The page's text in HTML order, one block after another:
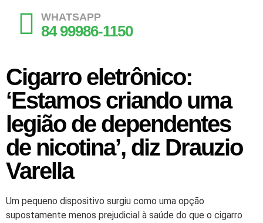
WHATSAPP
84 99986-1150
Cigarro eletrônico:
‘Estamos criando uma
legião de dependentes
de nicotina’, diz Drauzio
Varella
Um pequeno dispositivo surgiu como uma opção
supostamente menos prejudicial à saúde do que o cigarro